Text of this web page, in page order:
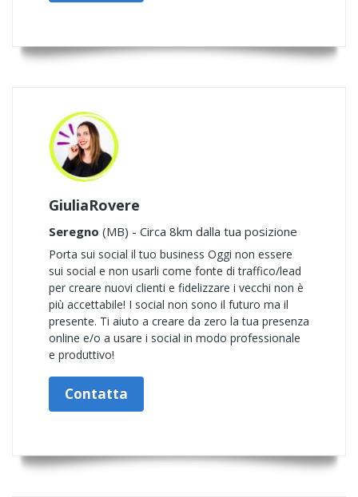
GiuliaRovere
Seregno (MB) - Circa 8km dalla tua posizione
Porta sui social il tuo business Oggi non essere
sui social e non usarli come fonte di traffico/lead
per creare nuovi clienti e fidelizzare i vecchi non è
più accettabile! I social non sono il futuro ma il
presente. Ti aiuto a creare da zero la tua presenza
online e/o a usare i social in modo professionale
e produttivo!
Contatta